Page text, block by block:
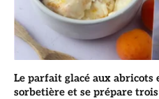
Le parfait glacé aux abricots
sorbetière et se prépare trois